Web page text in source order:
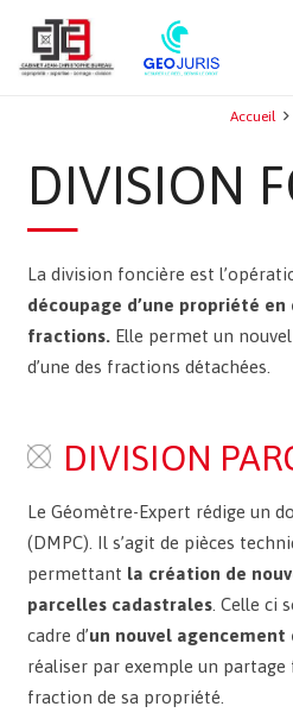
Accueil
DIVISION
La division foncière est
découpage d’une propriété en
fractions. Elle permet un
d’une des fractions détachées.
DIVISION
Le Géomètre-Expert rédige un
(DMPC). Il s’agit de pièces
permettant la création de
parcelles cadastrales. Celle ci
cadre d’un nouvel agencement
réaliser par exemple un partage
fraction de sa propriété.